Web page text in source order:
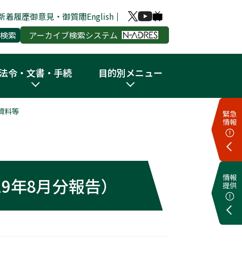
着履歴御意見・御質問English
アーカイブ検索システム
令・文書・手続 目的別メニュー
緊急
情報
情報
提供
料等
8月分報告）